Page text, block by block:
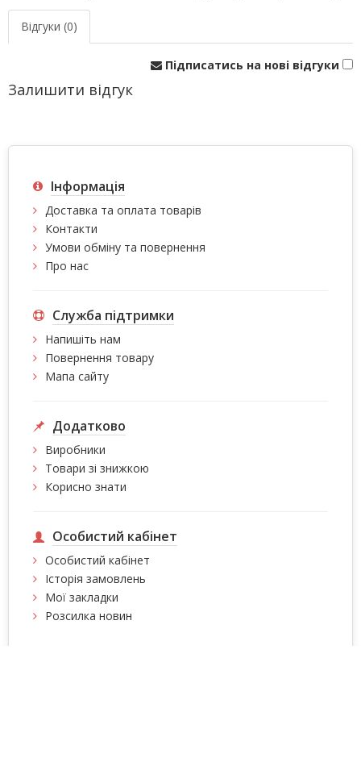
Відгуки (0)
Підписатись на нові відгуки
Залишити відгук
Інформація
Доставка та оплата товарів
Контакти
Умови обміну та повернення
Про нас
Служба підтримки
Напишіть нам
Повернення товару
Мапа сайту
Додатково
Виробники
Товари зі знижкою
Корисно знати
Особистий кабінет
Особистий кабінет
Історія замовлень
Мої закладки
Розсилка новин